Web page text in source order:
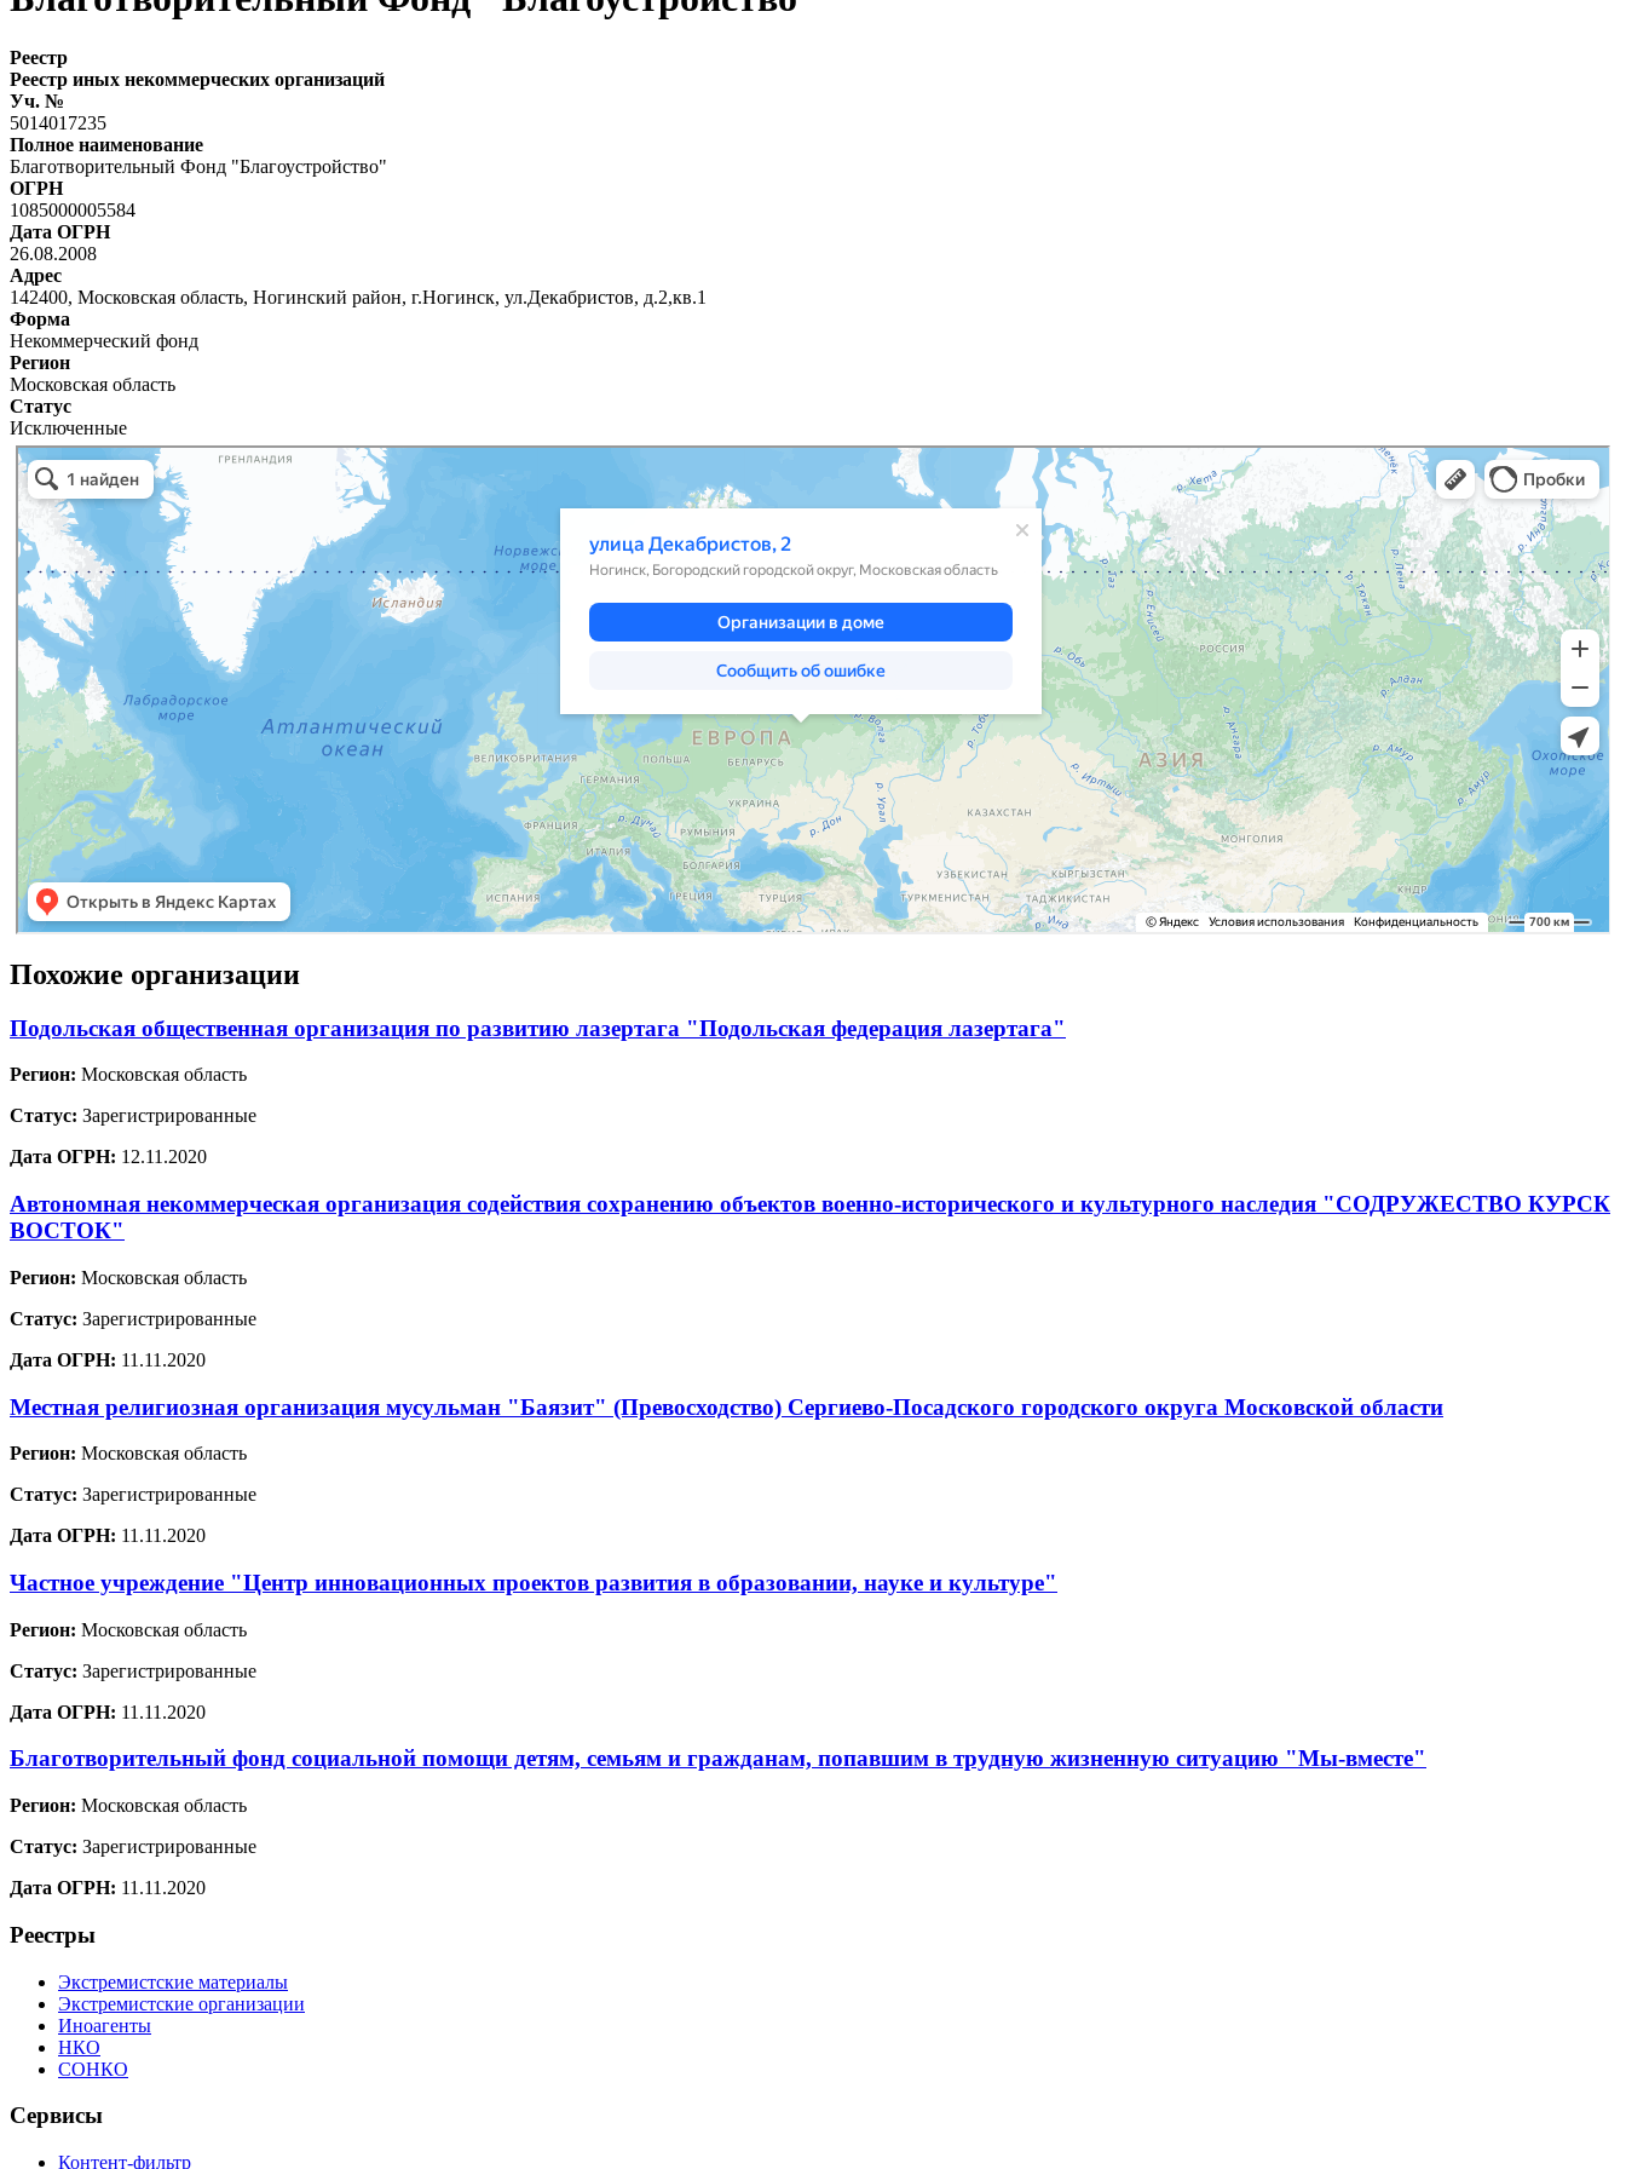
Реестр
Реестр иных некоммерческих организаций
Уч. №
5014017235
Полное наименование
Благотворительный Фонд "Благоустройство"
ОГРН
1085000005584
Дата ОГРН
26.08.2008
Адрес
142400, Московская область, Ногинский район, г.Ногинск, ул.Декабристов, д.2,кв.1
Форма
Некоммерческий фонд
Регион
Московская область
Статус
Исключенные
Похожие организации
Подольская общественная организация по развитию лазертага "Подольская федерация лазертага"
Регион: Московская область
Статус: Зарегистрированные
Дата ОГРН: 12.11.2020
Автономная некоммерческая организация содействия сохранению объектов военно-исторического и культурного наследия "СОДРУЖЕСТВО КУРСК
ВОСТОК"
Регион: Московская область
Статус: Зарегистрированные
Дата ОГРН: 11.11.2020
Местная религиозная организация мусульман "Баязит" (Превосходство) Сергиево-Посадского городского округа Московской области
Регион: Московская область
Статус: Зарегистрированные
Дата ОГРН: 11.11.2020
Частное учреждение "Центр инновационных проектов развития в образовании, науке и культуре"
Регион: Московская область
Статус: Зарегистрированные
Дата ОГРН: 11.11.2020
Благотворительный фонд социальной помощи детям, семьям и гражданам, попавшим в трудную жизненную ситуацию "Мы-вместе"
Регион: Московская область
Статус: Зарегистрированные
Дата ОГРН: 11.11.2020
Реестры
Экстремистские материалы
Экстремистские организации
Иноагенты
НКО
СОНКО
Сервисы
Контент-фильтр